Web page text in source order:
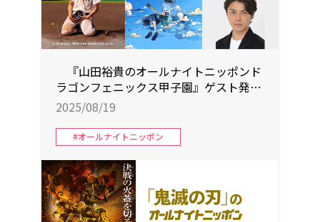
『山田裕貴のオールナイトニッポンド
ラゴンフェニックス甲子園』ゲスト発
表！
2025/08/19
#オールナイトニッポン